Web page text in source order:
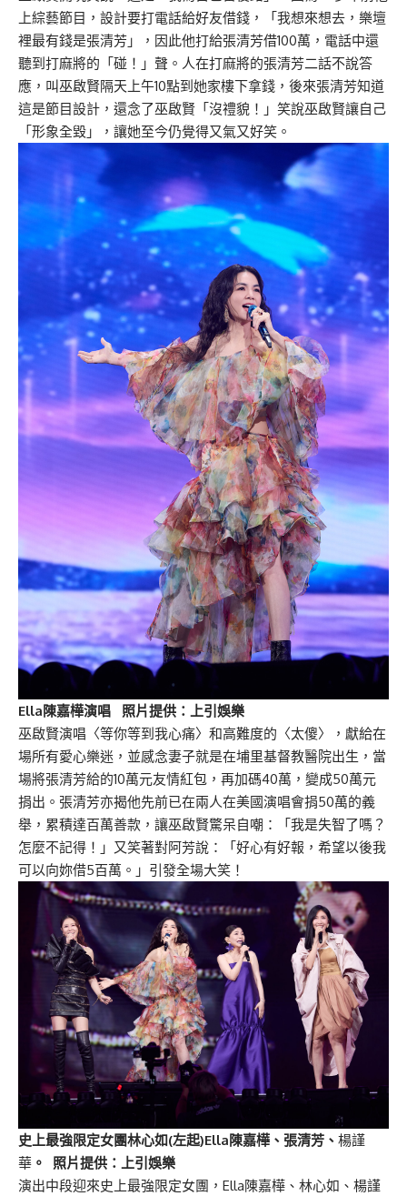
上綜藝節目，設計要打電話給好友借錢，「我想來想去，樂壇
裡最有錢是張清芳」，因此他打給張清芳借100萬，電話中還
聽到打麻將的「碰！」聲。人在打麻將的張清芳二話不說答
應，叫巫啟賢隔天上午10點到她家樓下拿錢，後來張清芳知道
這是節目設計，還念了巫啟賢「沒禮貌！」笑說巫啟賢讓自己
「形象全毀」，讓她至今仍覺得又氣又好笑。
Ella陳嘉樺演唱 照片提供：上引娛樂
巫啟賢演唱〈等你等到我心痛〉和高難度的〈太傻〉，獻給在
場所有愛心樂迷，並感念妻子就是在埔里基督教醫院出生，當
場將張清芳給的10萬元友情紅包，再加碼40萬，變成50萬元
捐出。張清芳亦揭他先前已在兩人在美國演唱會捐50萬的義
舉，累積達百萬善款，讓巫啟賢驚呆自嘲：「我是失智了嗎？
怎麼不記得！」又笑著對阿芳說：「好心有好報，希望以後我
可以向妳借5百萬。」引發全場大笑！
史上最強限定女團林心如(左起)Ella陳嘉樺、張清芳、 楊謹
華 。 照片提供：上引娛樂
演出中段迎來史上最強限定女團，Ella陳嘉樺、林心如、 楊謹